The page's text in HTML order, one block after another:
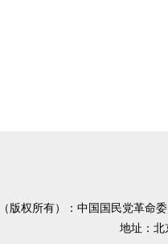
版权所有）：中国国民党革命
地址：